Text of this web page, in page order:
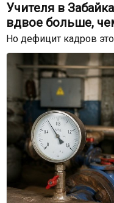
Учителя в
вдвое больше,
Но дефицит кадров